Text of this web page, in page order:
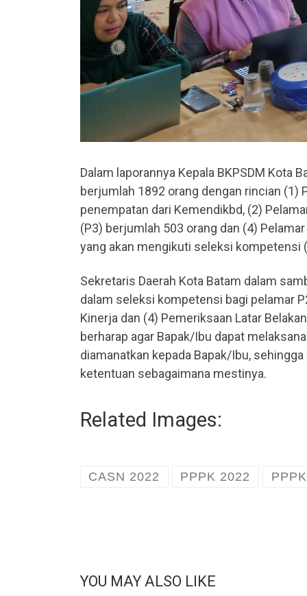
Dalam laporannya Kepala BKPSDM
berjumlah 1892 orang dengan rincian (1)
penempatan dari Kemendikbd, (2)
(P3) berjumlah 503 orang dan (4)
yang akan mengikuti seleksi kompetensi
Sekretaris Daerah Kota Batam dalam
dalam seleksi kompetensi bagi pelamar
Kinerja dan (4) Pemeriksaan Latar
berharap agar Bapak/Ibu dapat
diamanatkan kepada Bapak/Ibu,
ketentuan sebagaimana mestinya.
Related Images:
CASN 2022 PPPK 2022
YOU MAY ALSO LIKE